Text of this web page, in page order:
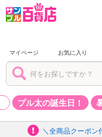
マイページ お気に入り
プル太の誕生日！
＼全商品クーポン